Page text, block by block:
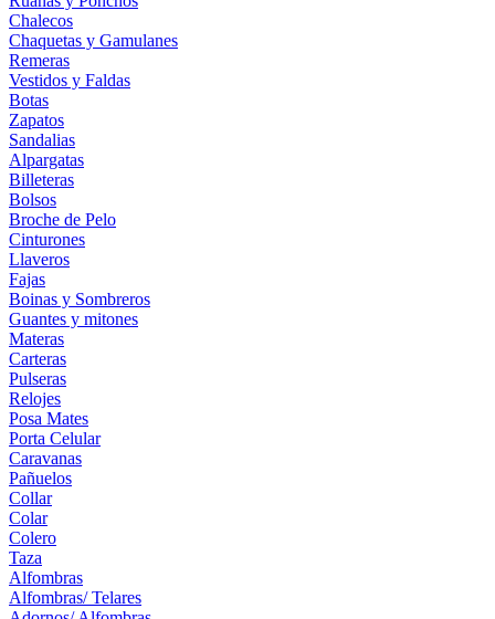
Chalecos
Chaquetas y Gamulanes
Remeras
Vestidos y Faldas
Botas
Zapatos
Sandalias
Alpargatas
Billeteras
Bolsos
Broche de Pelo
Cinturones
Llaveros
Fajas
Boinas y Sombreros
Guantes y mitones
Materas
Carteras
Pulseras
Relojes
Posa Mates
Porta Celular
Caravanas
Pañuelos
Collar
Colar
Colero
Taza
Alfombras
Alfombras/ Telares